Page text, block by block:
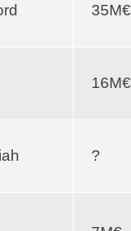
35M€
16M€
?